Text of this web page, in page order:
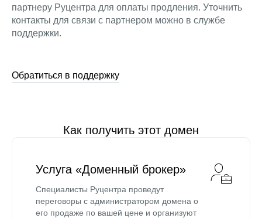
партнеру Руцентра для оплаты продления. Уточнить
контакты для связи с партнером можно в службе
поддержки.
Обратиться в поддержку
Как получить этот домен
Услуга «Доменный брокер»
Специалисты Руцентра проведут
переговоры с администратором домена о
его продаже по вашей цене и организуют